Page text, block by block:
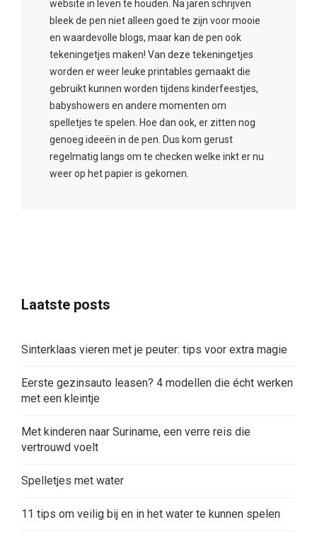
website in leven te houden. Na jaren schrijven
bleek de pen niet alleen goed te zijn voor mooie
en waardevolle blogs, maar kan de pen ook
tekeningetjes maken! Van deze tekeningetjes
worden er weer leuke printables gemaakt die
gebruikt kunnen worden tijdens kinderfeestjes,
babyshowers en andere momenten om
spelletjes te spelen. Hoe dan ook, er zitten nog
genoeg ideeën in de pen. Dus kom gerust
regelmatig langs om te checken welke inkt er nu
weer op het papier is gekomen.
Laatste posts
Sinterklaas vieren met je peuter: tips voor extra magie
Eerste gezinsauto leasen? 4 modellen die écht werken
met een kleintje
Met kinderen naar Suriname, een verre reis die
vertrouwd voelt
Spelletjes met water
11 tips om veilig bij en in het water te kunnen spelen